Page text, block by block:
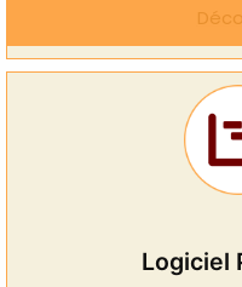
Logiciel